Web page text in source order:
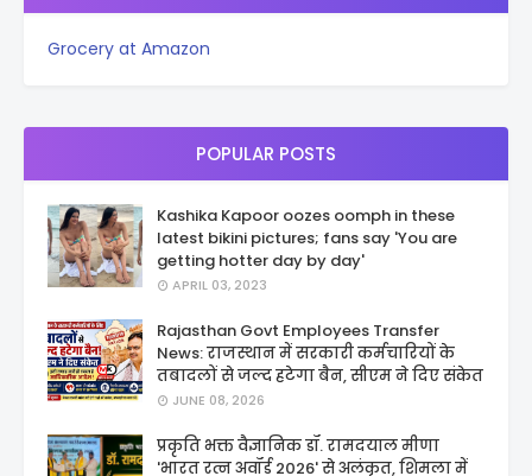
Grocery at Amazon
POPULAR POSTS
Kashika Kapoor oozes oomph in these
latest bikini pictures; fans say 'You are
getting hotter day by day'
APRIL 03, 2023
Rajasthan Govt Employees Transfer
News: राजस्थान में सरकारी कर्मचारियों के
तबादलों से जल्द हटेगा बैन, सीएम ने दिए संकेत
JUNE 08, 2026
प्रकृति भक्त वैज्ञानिक डॉ. रामदयाल मीणा
'भारत रत्न अवॉर्ड 2026' से अलंकृत, शिमला में